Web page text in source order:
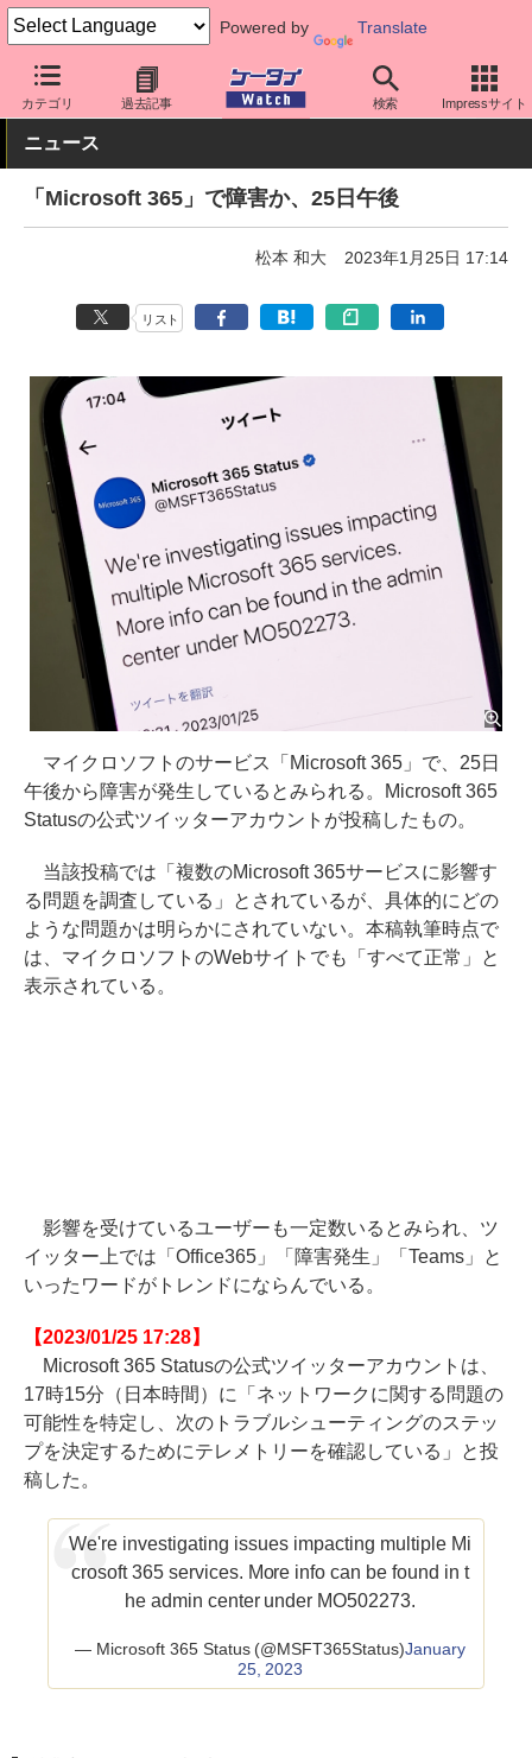
Powered by Translate
カテゴリ 過去記事 検索 Impressサイト
ケータイ Watch アプリ・サービス テレワーク/在宅勤務
ニュース
「Microsoft 365」で障害か、25日午後
松本 和大 2023年1月25日 17:14
リスト
マイクロソフトのサービス「Microsoft 365」で、25日
午後から障害が発生しているとみられる。Microsoft 365
Statusの公式ツイッターアカウントが投稿したもの。
当該投稿では「複数のMicrosoft 365サービスに影響す
る問題を調査している」とされているが、具体的にどの
ような問題かは明らかにされていない。本稿執筆時点で
は、マイクロソフトのWebサイトでも「すべて正常」と
表示されている。
影響を受けているユーザーも一定数いるとみられ、ツ
イッター上では「Office365」「障害発生」「Teams」と
いったワードがトレンドにならんでいる。
【2023/01/25 17:28】
Microsoft 365 Statusの公式ツイッターアカウントは、
17時15分（日本時間）に「ネットワークに関する問題の
可能性を特定し、次のトラブルシューティングのステッ
プを決定するためにテレメトリーを確認している」と投
稿した。
We're investigating issues impacting multiple Mi
crosoft 365 services. More info can be found in t
he admin center under MO502273.
— Microsoft 365 Status (@MSFT365Status)January
25, 2023